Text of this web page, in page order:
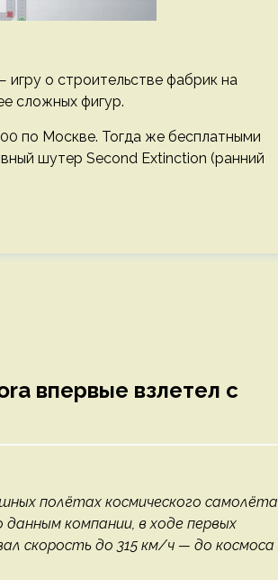
о строительстве фабрик на
сложных фигур.
по Москве. Тогда же бесплатными
шутер Second Extinction (ранний
впервые взлетел с
полётах космического самолёта
компании, в ходе первых
скорость до 315 км/ч — до космоса